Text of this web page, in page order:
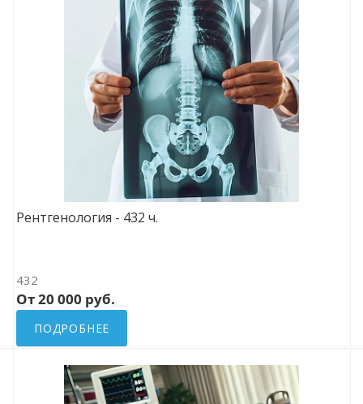
Рентгенология - 432 ч.
432
От 20 000 руб.
ПОДРОБНЕЕ